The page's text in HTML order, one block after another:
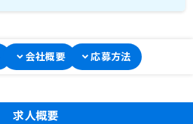
会社概要 応募方法
求人概要